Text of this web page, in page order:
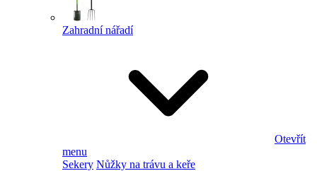
Zahradní nářadí
Otevřít
menu
Sekery Nůžky na trávu a keře